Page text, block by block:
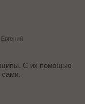
Евгений
С их помощью
сами.